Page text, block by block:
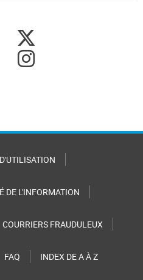
DE L'INFORMATION
COURRIERS FRAUDULEUX
FAQ INDEX DE A À Z